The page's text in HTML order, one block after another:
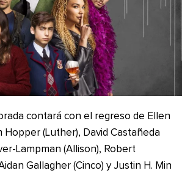
contará con el regreso de Ellen
Hopper (Luther), David Castañeda
Lampman (Allison), Robert
Gallagher (Cinco) y Justin H. Min